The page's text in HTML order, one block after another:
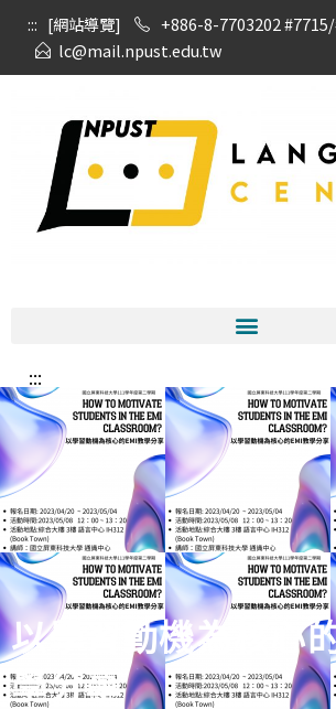
::: [網站導覽]
+886-8-7703202
lc@mail.npust.edu.tw
:::
以學習動機為核心
學分享